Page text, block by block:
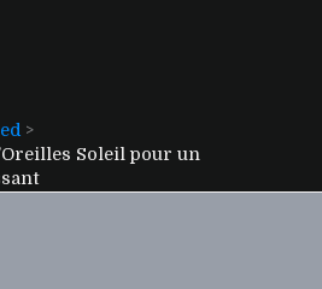
Soleil pour un